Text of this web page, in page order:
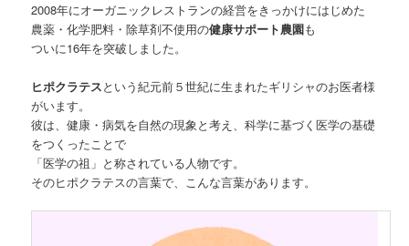
2008年にオーガニックレストランの経営をきっかけにはじめた
農薬・化学肥料・除草剤不使用の健康サポート農園も
ついに16年を突破しました。
ヒポクラテスという紀元前５世紀に生まれたギリシャのお医者様
がいます。
彼は、健康・病気を自然の現象と考え、科学に基づく医学の基礎
をつくったことで
「医学の祖」と称されている人物です。
そのヒポクラテスの言葉で、こんな言葉があります。